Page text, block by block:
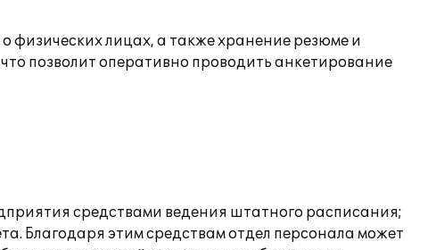
физических лицах, а также хранение резюме и
позволит оперативно проводить анкетирование
средствами ведения штатного расписания;
Благодаря этим средствам отдел персонала может